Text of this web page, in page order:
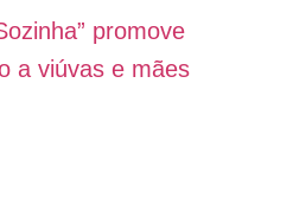
promove
a viúvas e mães